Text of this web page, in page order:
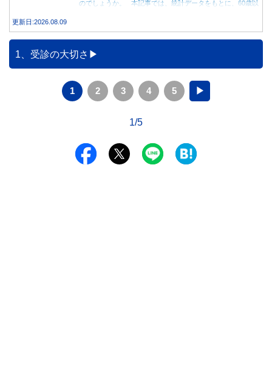
のでしょうか。 本記事では、統計データをもとに、60歳以
更新日:2026.08.09
1、受診の大切さ
1 2 3 4 5 ▶
1/5